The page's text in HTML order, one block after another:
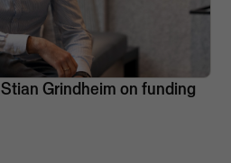
Grindheim on funding